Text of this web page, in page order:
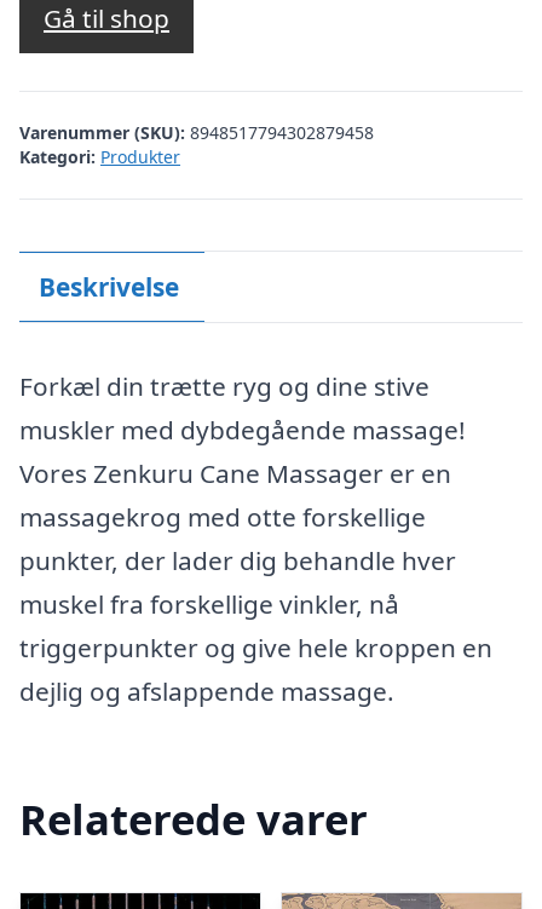
Gå til shop
Varenummer (SKU): 8948517794302879458
Kategori: Produkter
Beskrivelse
Forkæl din trætte ryg og dine stive
muskler med dybdegående massage!
Vores Zenkuru Cane Massager er en
massagekrog med otte forskellige
punkter, der lader dig behandle hver
muskel fra forskellige vinkler, nå
triggerpunkter og give hele kroppen en
dejlig og afslappende massage.
Relaterede varer